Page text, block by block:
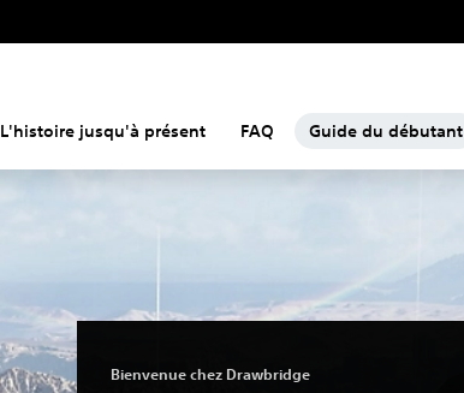
L'histoire jusqu'à présent FAQ Guide du débutant
Bienvenue chez Drawbridge